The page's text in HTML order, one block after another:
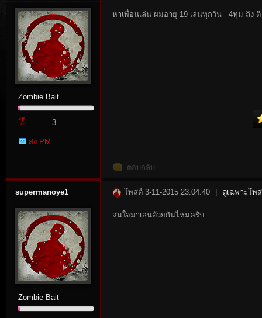
es
Zombie Bait
Zombie
Point
3
ส่ง PM
หาเพื่อนเล่น ผมอายุ 19 เล่นทุกวัน 4ทุ่ม ถึง ตี
ตอบกลับ
supermanoye1
Zombie Bait
โพสต์ 3-11-2015 23:04:40 ดูเฉพาะโพ
สนใจมาเล่นด้วยกันไหมครับ